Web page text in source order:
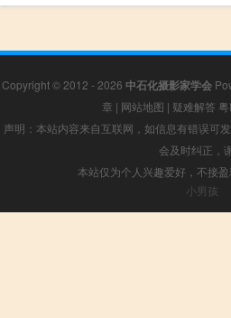
Copyright © 2012 - 2026 中石化摄影家学会
章 | 网站地图 | 疑难解答
声明：本站内容来自互联网，如信息有错误可
会及时纠正，
本站仅为个人兴趣爱好，不接
小男孩